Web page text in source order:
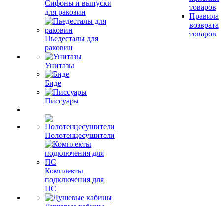
Сифоны и выпуски
для раковин
Пьедесталы для
раковин
Унитазы
Биде
Писсуары
Полотенцесушители
Комплекты
подключения для
ПС
товаров
Правила
возврата
товаров